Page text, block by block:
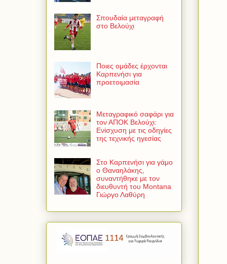
Σπουδαία μεταγραφή
στο Βελούχι
Ποιες ομάδες έρχονται
Καρπενήσι για
προετοιμασία
Μεταγραφικό σαφάρι για
τον ΑΠΟΚ Βελούχι:
Ενίσχυση με τις οδηγίες
της τεχνικής ηγεσίας
Στο Καρπενήσι για γάμο
ο Θαναηλάκης,
συναντήθηκε με τον
διευθυντή του Montana
Γιώργο Λαθύρη